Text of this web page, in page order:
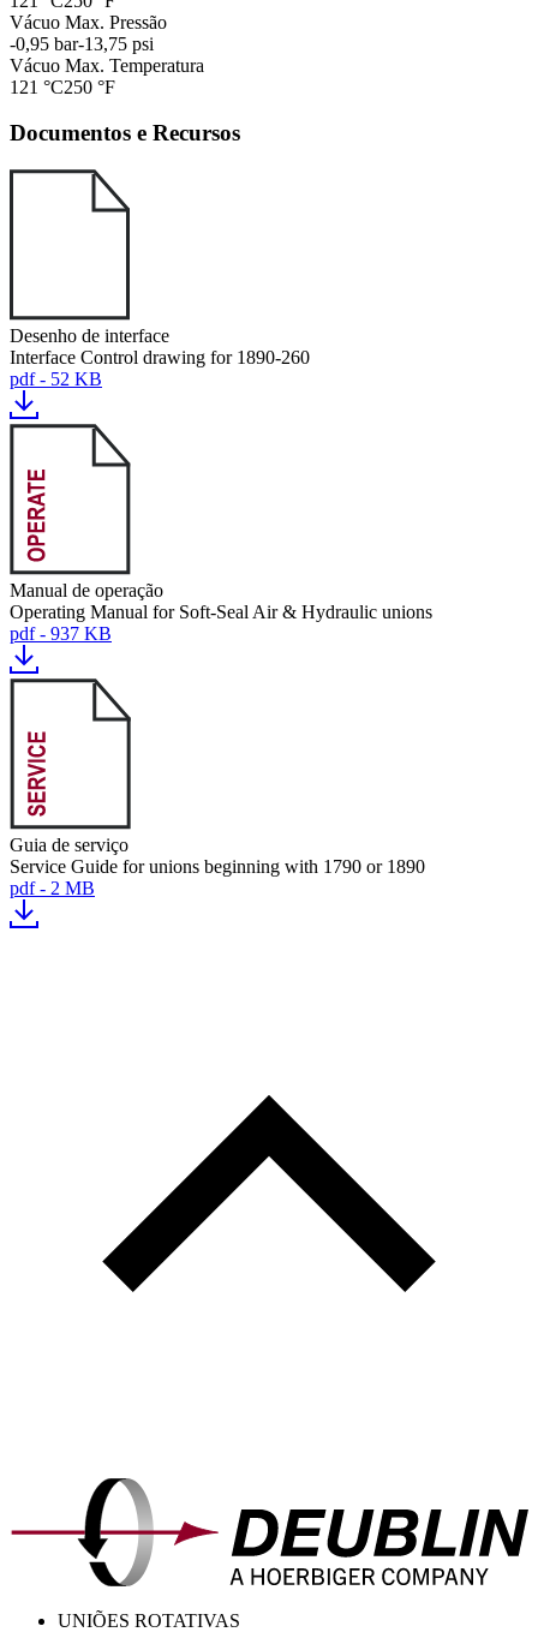
Vácuo Max. Pressão
-0,95 bar-13,75 psi
Vácuo Max. Temperatura
121 °C250 °F
Documentos e Recursos
Desenho de interface
Interface Control drawing for 1890-260
pdf - 52 KB
Manual de operação
Operating Manual for Soft-Seal Air & Hydraulic unions
pdf - 937 KB
Guia de serviço
Service Guide for unions beginning with 1790 or 1890
pdf - 2 MB
UNIÕES ROTATIVAS